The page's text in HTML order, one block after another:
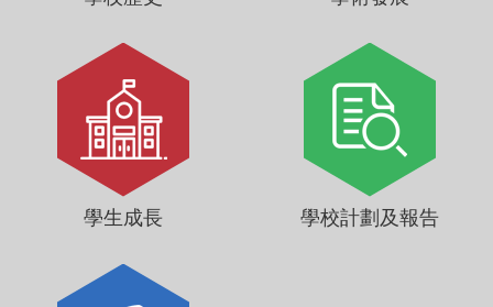
學生成長 學校計劃及報告